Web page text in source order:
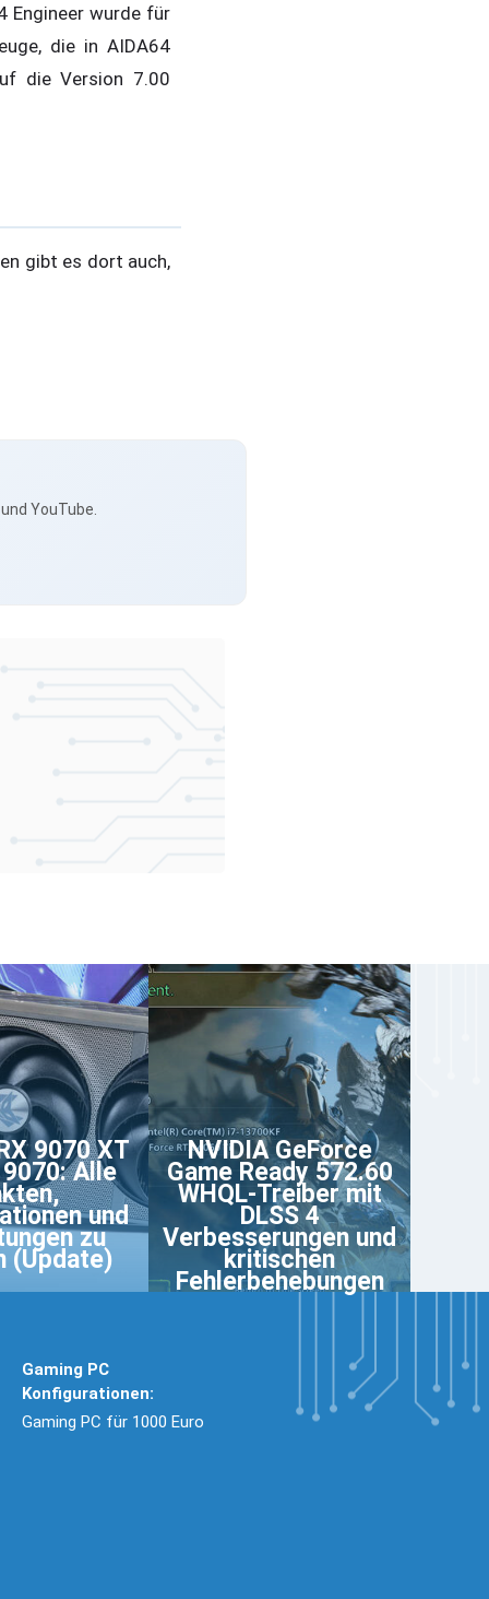
Engineer wurde für
die in AIDA64
die Version 7.00
gibt es dort auch,
YouTube.
9070 XT
9070: Alle
und
zu
(Update)
NVIDIA GeForce
Game Ready 572.60
WHQL-Treiber mit
DLSS 4
Verbesserungen und
kritischen
Fehlerbehebungen
Gaming PC
Konfigurationen:
Gaming PC für 1000 Euro